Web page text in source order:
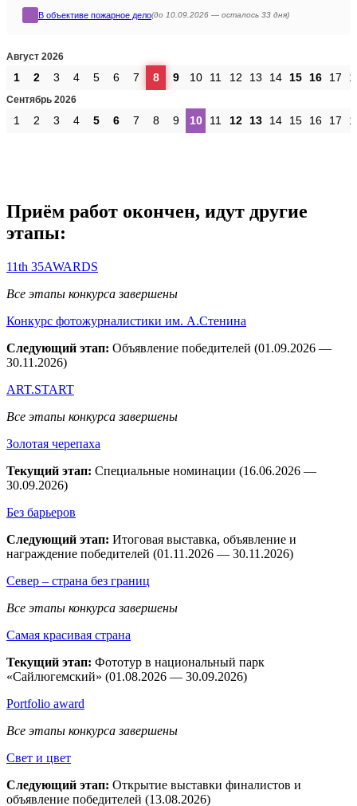
В объективе пожарное дело(до 10.09.2026 — осталось 33 дня)
Август 2026
1 2 3 4 5 6 7 8 9 10 11 12 13 14 15 16 17
Сентябрь 2026
1 2 3 4 5 6 7 8 9 10 11 12 13 14 15 16 17
Приём работ окончен, идут другие
этапы:
11th 35AWARDS
Все этапы конкурса завершены
Конкурс фотожурналистики им. А.Стенина
Следующий этап: Объявление победителей (01.09.2026 —
30.11.2026)
ART.START
Все этапы конкурса завершены
Золотая черепаха
Текущий этап: Специальные номинации (16.06.2026 —
30.09.2026)
Без барьеров
Следующий этап: Итоговая выставка, объявление и
награждение победителей (01.11.2026 — 30.11.2026)
Север – страна без границ
Все этапы конкурса завершены
Самая красивая страна
Текущий этап: Фототур в национальный парк
«Сайлюгемский» (01.08.2026 — 30.09.2026)
Рortfolio award
Все этапы конкурса завершены
Свет и цвет
Следующий этап: Открытие выставки финалистов и
объявление победителей (13.08.2026)